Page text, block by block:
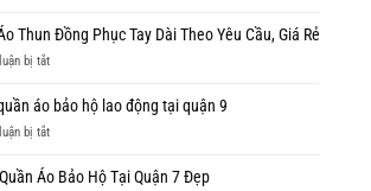
Chuẩn
Đồng
Đẹp,
Chỉnh
Thun Đồng Phục Tay Dài Theo Yêu Cầu, Giá Rẻ
bị tắtở
May
Thun
Phục
áo bảo hộ lao động tại quận 9
bị tắtở
May
Áo Bảo Hộ Tại Quận 7 Đẹp